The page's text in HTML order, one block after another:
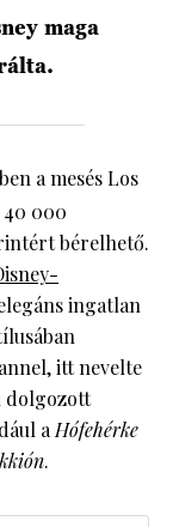
maga
a mesés Los
40 000
bérelhető.
ingatlan
itt nevelte
dolgozott
aHófehérke
.